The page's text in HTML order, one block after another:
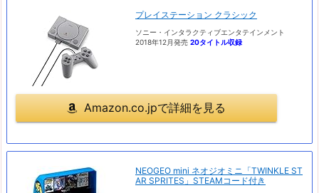
プレイステーション クラシック
ソニー・インタラクティブエンタテインメント
2018年12月発売 20タイトル収録
Amazon.co.jpで詳細を見る
NEOGEO mini ネオジオミニ「TWINKLE ST
AR SPRITES」STEAMコード付き